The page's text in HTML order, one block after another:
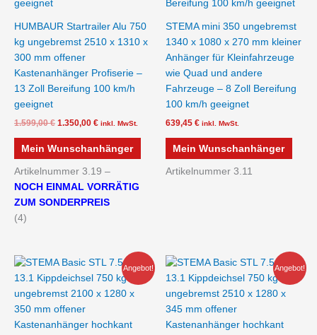
HUMBAUR Startrailer Alu 750
kg ungebremst 2510 x 1310 x
300 mm offener
Kastenanhänger Profiserie –
13 Zoll Bereifung 100 km/h
geeignet
1.599,00€ 1.350,00 € inkl. MwSt.
Mein Wunschanhänger
Artikelnummer 3.19 –
NOCH EINMAL VORRÄTIG
ZUM SONDERPREIS
(4)
STEMA mini 350 ungebremst
1340 x 1080 x 270 mm kleiner
Anhänger für Kleinfahrzeuge
wie Quad und andere
Fahrzeuge – 8 Zoll Bereifung
100 km/h geeignet
639,45 € inkl. MwSt.
Mein Wunschanhänger
Artikelnummer 3.11
Angebot!
Ursprünglicher
war:
1.199,00 €
Aktueller
ist:
980,00 €.
Angebot!
Ursprünglicher
war:
1.325,00 €
Aktueller
ist:
1.140,00 €.